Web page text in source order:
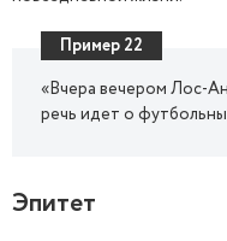
Пример 22
«Вчера вечером Лос-
речь идет о
Эпитет